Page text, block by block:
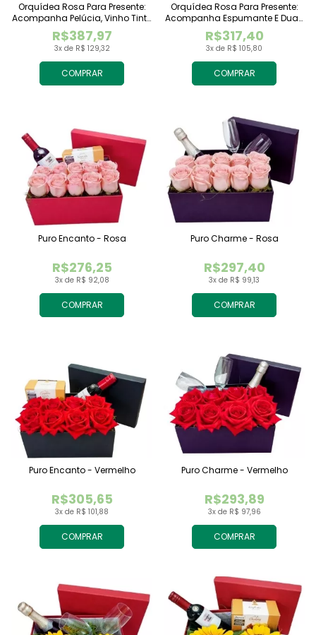
COMPRAR
3x de R$ 129,32
R$387,97
Orquídea Rosa Para Presente:
Acompanha Pelúcia, Vinho Tinto
Importado E Chocolate
Raffaello
COMPRAR
3x de R$ 105,80
R$317,40
Orquídea Rosa Para Presente:
Acompanha Espumante E Duas
Taças
COMPRAR
3x de R$ 92,08
R$276,25
Puro Encanto - Rosa
COMPRAR
3x de R$ 99,13
R$297,40
Puro Charme - Rosa
COMPRAR
3x de R$ 101,88
R$305,65
Puro Encanto - Vermelho
COMPRAR
3x de R$ 97,96
R$293,89
Puro Charme - Vermelho